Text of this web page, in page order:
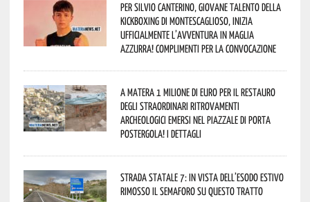
Per Silvio Canterino, giovane talento della
kickboxing di Montescaglioso, inizia
ufficialmente l’avventura in maglia
azzurra! Complimenti per la convocazione
A Matera 1 milione di euro per il restauro
degli straordinari ritrovamenti
archeologici emersi nel piazzale di Porta
Postergola! I dettagli
Strada statale 7: in vista dell’esodo estivo
rimosso il semaforo su questo tratto